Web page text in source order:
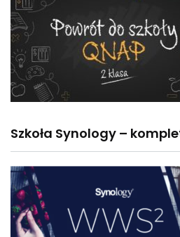
Szkoła Synology –